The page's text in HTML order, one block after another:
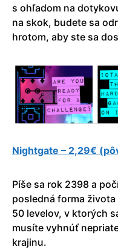
s ohľadom na
na skok, budete sa
hrotom, aby ste sa
Nightgate – 2,29€
Píše sa rok 2398 a
posledná forma
50 levelov, v ktorých
musíte vyhnúť
krajinu.